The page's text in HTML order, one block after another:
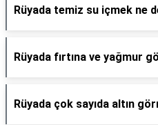
Rüyada temiz su içmek ne
Rüyada fırtına ve yağmur
Rüyada çok sayıda altın